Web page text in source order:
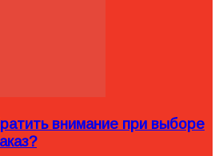
внимание при выборе